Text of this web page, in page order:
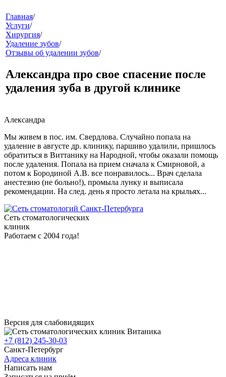
меню
клиники
Главная/
Услуги/
Хирургия/
Удаление зубов/
Отзывы об удалении зубов/
Александра про свое спасение после
удаления зуба в другой клинике
Александра
Мы живем в пос. им. Свердлова. Случайно попала на
удаление в августе др. клинику, паршиво удалили, пришлось
обратиться в Виттанику на Народной, чтобы оказали помощь
после удаления. Попала на прием сначала к Смирновой, а
потом к Бородиной А.В. все понравилось... Врач сделала
анестезию (не больно!), промыла лунку и выписала
рекомендации. На след. день я просто летала на крыльях...
Сеть стоматологических
клиник
Работаем с 2004 года!
Версия для слабовидящих
+7 (812) 245-30-03
Санкт-Петербург
Адреса клиник
Написать нам